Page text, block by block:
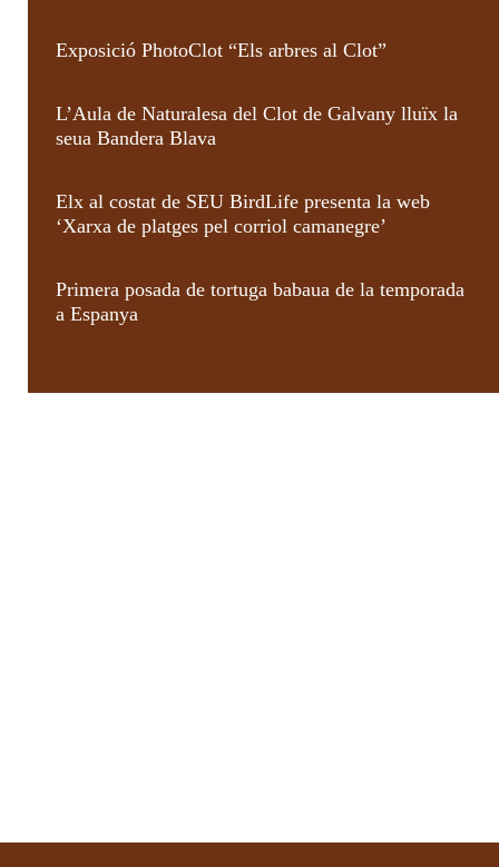
Exposició PhotoClot “Els arbres al Clot”
L’Aula de Naturalesa del Clot de Galvany lluïx la
seua Bandera Blava
Elx al costat de SEU BirdLife presenta la web
‘Xarxa de platges pel corriol camanegre’
Primera posada de tortuga babaua de la temporada
a Espanya